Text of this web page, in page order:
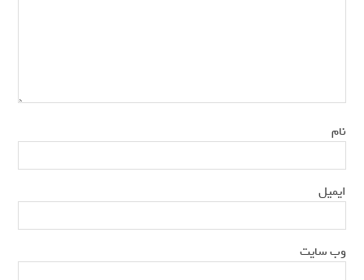
نام*
ایمیل*
وب‌ سایت